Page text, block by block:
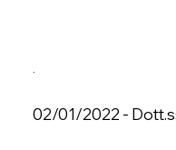
02/01/2022 -